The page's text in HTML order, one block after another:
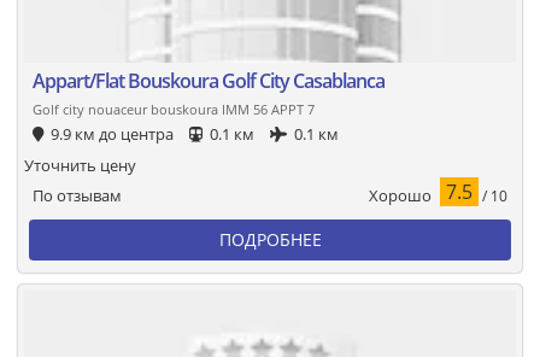
Appart/Flat Bouskoura Golf City Casablanca
Golf city nouaceur bouskoura IMM 56 APPT 7
9.9 км до центра 0.1 км 0.1 км
По отзывам Хорошо 7.5 / 10
Уточнить цену
ПОДРОБНЕЕ